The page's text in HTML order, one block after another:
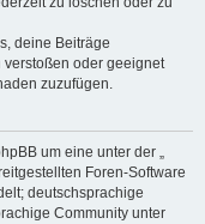
deine Beiträge
oder geeignet
zuzufügen.
um eine unter der „
Foren-Software
deutschsprachige
Community unter